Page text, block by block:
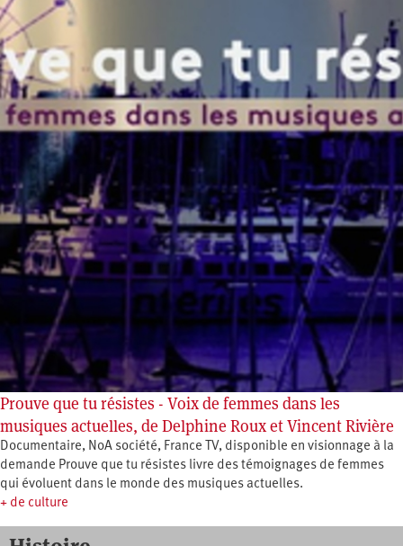
Prouve que tu résistes - Voix de femmes dans les
musiques actuelles, de Delphine Roux et Vincent Rivière
Documentaire, NoA société, France TV, disponible en visionnage à la
demande Prouve que tu résistes livre des témoignages de femmes
qui évoluent dans le monde des musiques actuelles.
+ de culture